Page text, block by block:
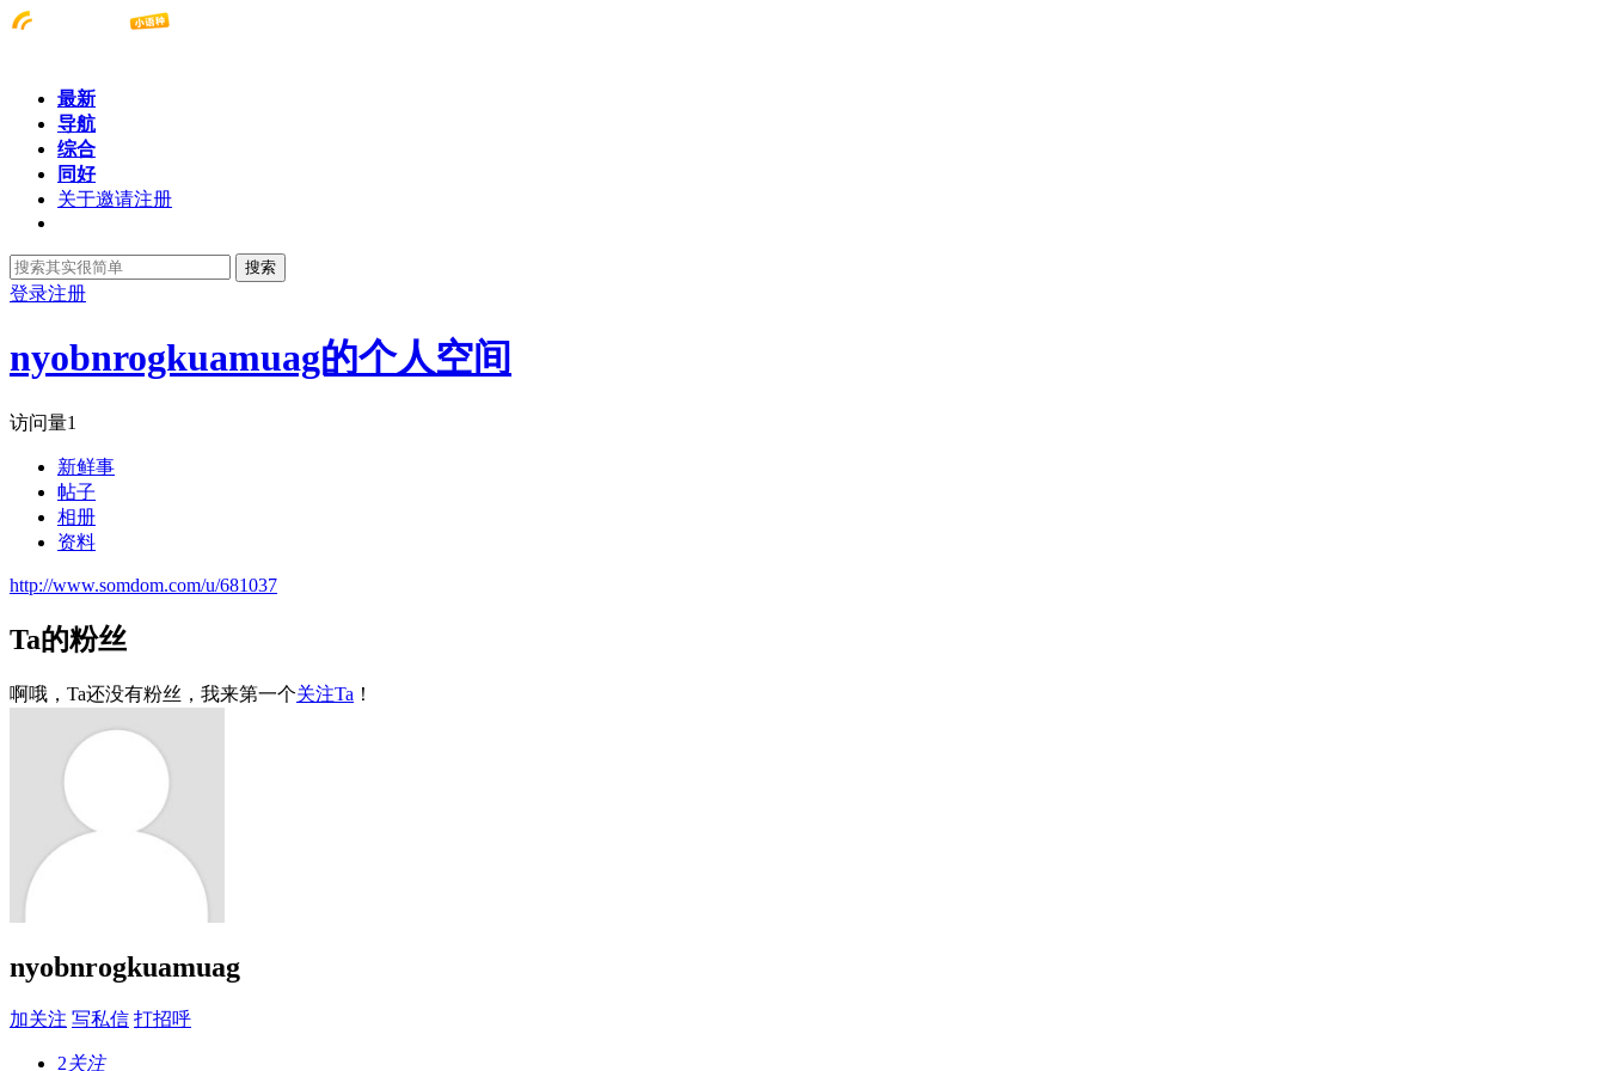
最新
导航
综合
同好
关于邀请注册
搜索
登录注册
nyobnrogkuamuag的个人空间
访问量1
新鲜事
帖子
相册
资料
http://www.somdom.com/u/681037
Ta的粉丝
啊哦，Ta还没有粉丝，我来第一个关注Ta ！
nyobnrogkuamuag
加关注 写私信 打招呼
2关注